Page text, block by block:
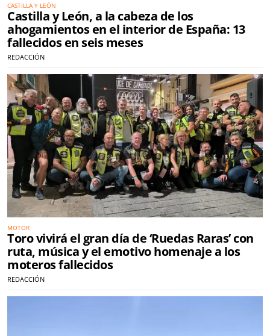
CASTILLA Y LEÓN
Castilla y León, a la cabeza de los
ahogamientos en el interior de España: 13
fallecidos en seis meses
REDACCIÓN
MOTOR
Toro vivirá el gran día de ‘Ruedas Raras’ con
ruta, música y el emotivo homenaje a los
moteros fallecidos
REDACCIÓN